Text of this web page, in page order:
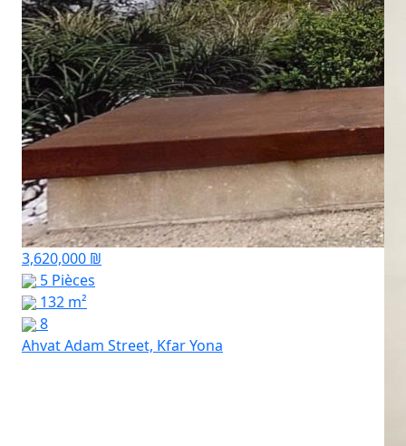
3,620,000 ₪
5 Pièces
132 m²
8
Ahvat Adam Street, Kfar Yona